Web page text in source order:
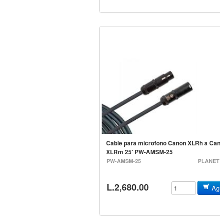
Cable para microfono Canon XLRh a
XLRm 25' PW-AMSM-25
PW-AMSM-25
L.2,680.00